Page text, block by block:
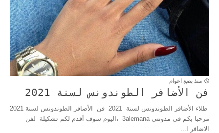
منذ بضع اعوام
فن الأضافر الطوندونس لسنة 2021
طلاء الأضافر الطوندونس لسنة 2021 فن الأضافر الطوندونس لسنة 2021
مرحبا بكم في مدونتي 3alemana ،اليوم سوف أقدم لكم تشكيلة لفن
الاضافر ا...